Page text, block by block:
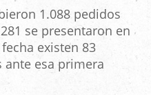
1.088 pedidos
se presentaron en
existen 83
ante esa primera